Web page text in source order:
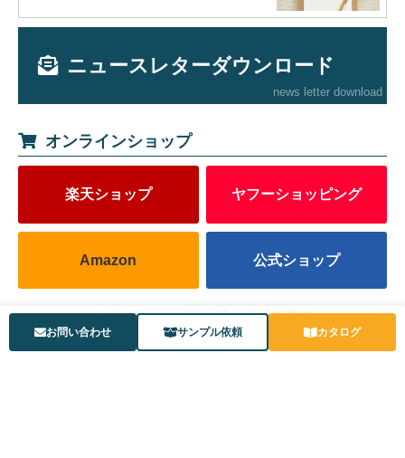
ニュースレターダウンロード
news letter download
オンラインショップ
楽天ショップ ヤフーショッピング
Amazon 公式ショップ
AxisFormerがふるさと納税の
返礼品として受け取れます！
お問い合わせ サンプル依頼 カタログ